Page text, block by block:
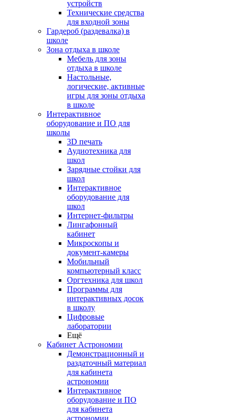
устройств
Технические средства
для входной зоны
Гардероб (раздевалка) в
школе
Зона отдыха в школе
Мебель для зоны
отдыха в школе
Настольные,
логические, активные
игры для зоны отдыха
в школе
Интерактивное
оборудование и ПО для
школы
3D печать
Аудиотехника для
школ
Зарядные стойки для
школ
Интерактивное
оборудование для
школ
Интернет-фильтры
Лингафонный
кабинет
Микроскопы и
документ-камеры
Мобильный
компьютерный класс
Оргтехника для школ
Программы для
интерактивных досок
в школу
Цифровые
лаборатории
Ещё
Кабинет Астрономии
Демонстрационный и
раздаточный материал
для кабинета
астрономии
Интерактивное
оборудование и ПО
для кабинета
астрономии